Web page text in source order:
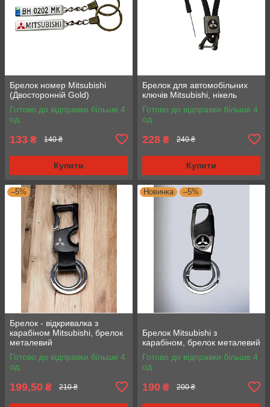
Брелок номер Mitsubishi
(Двосторонній Gold)
Готово до відправки більше 4
од.
133 ₴ 140 ₴
Купити
Брелок для автомобільних
ключів Mitsubishi, нікель
Готово до відправки більше 4
од.
228 ₴ 240 ₴
Купити
–5%
Брелок - відкривалка з
карабіном Mitsubishi, брелок
металевий
Готово до відправки більше 4
од.
199,50 ₴ 210 ₴
Новинка –5%
Брелок Mitsubishi з
карабіном, брелок металевий
Готово до відправки більше 4
од.
190 ₴ 200 ₴